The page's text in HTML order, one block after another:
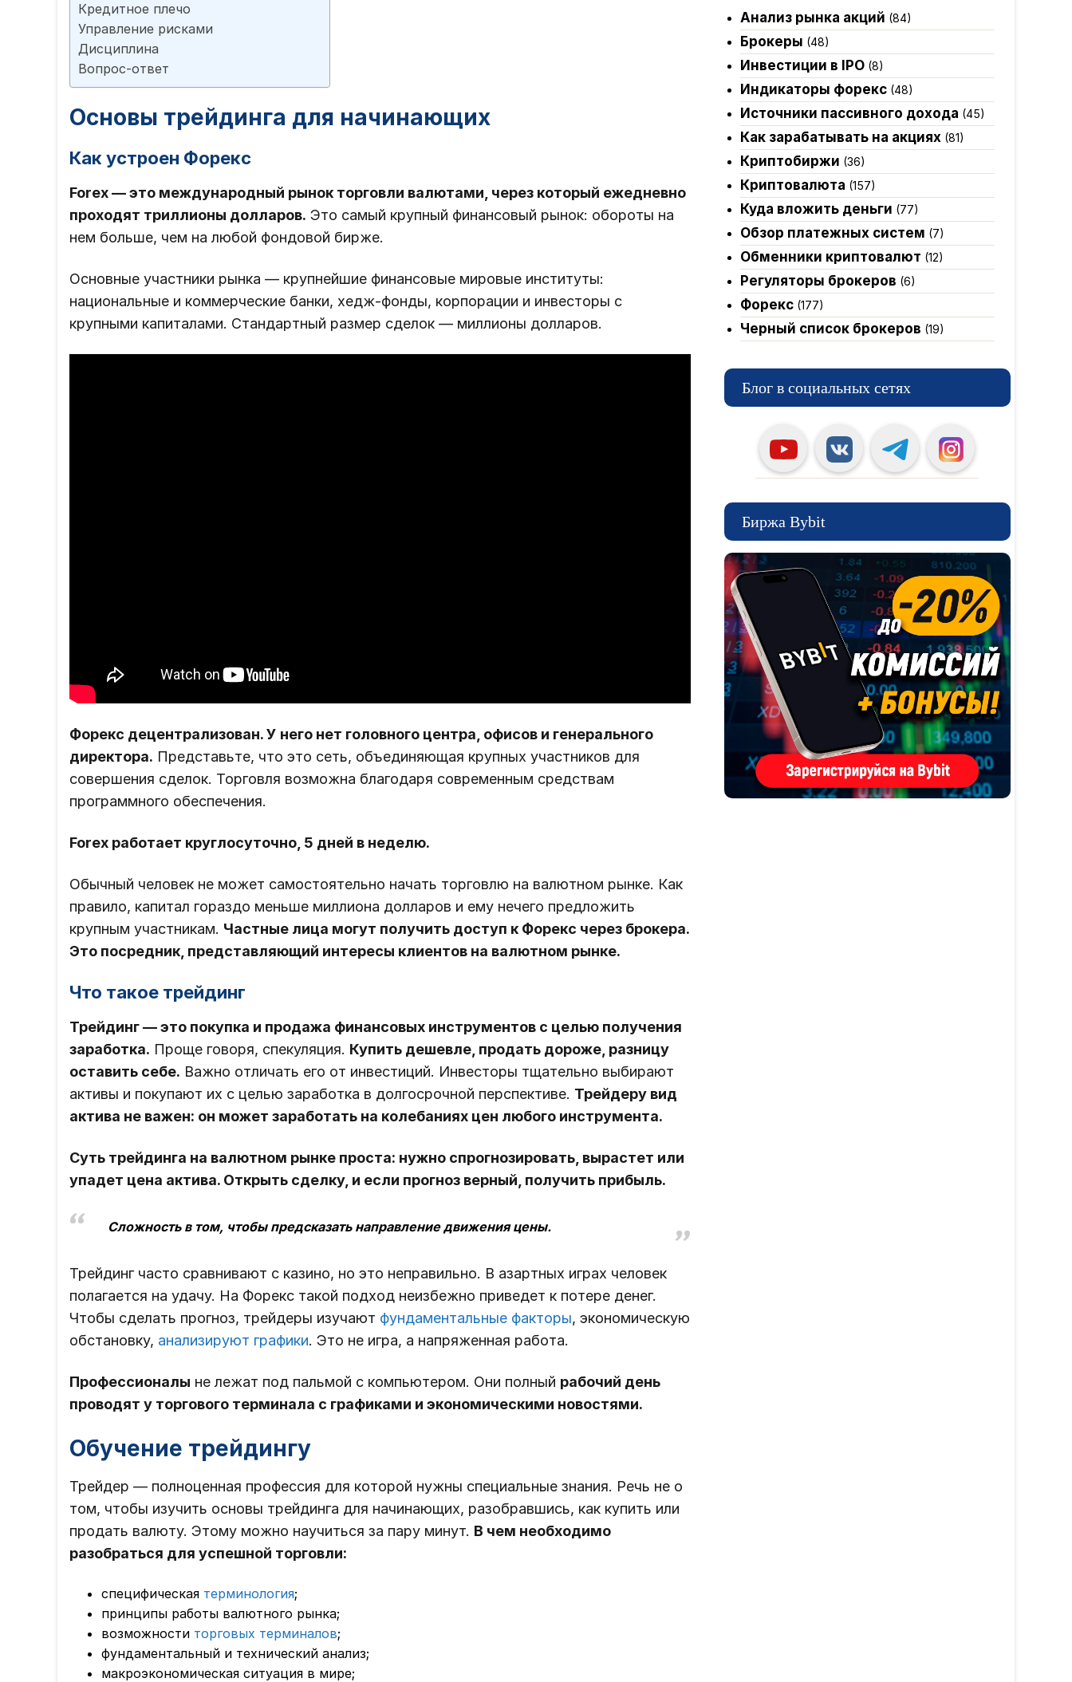
Кредитное плечо
Управление рисками
Дисциплина
Вопрос-ответ
Основы трейдинга для начинающих
Как устроен Форекс
Forex — это международный рынок торговли валютами, через который ежедневно
проходят триллионы долларов. Это самый крупный финансовый рынок: обороты на
нем больше, чем на любой фондовой бирже.
Основные участники рынка ― крупнейшие финансовые мировые институты:
национальные и коммерческие банки, хедж-фонды, корпорации и инвесторы с
крупными капиталами. Стандартный размер сделок ― миллионы долларов.
Форекс децентрализован. У него нет головного центра, офисов и генерального
директора. Представьте, что это сеть, объединяющая крупных участников для
совершения сделок. Торговля возможна благодаря современным средствам
программного обеспечения.
Forex работает круглосуточно, 5 дней в неделю.
Обычный человек не может самостоятельно начать торговлю на валютном рынке. Как
правило, капитал гораздо меньше миллиона долларов и ему нечего предложить
крупным участникам. Частные лица могут получить доступ к Форекс через брокера.
Это посредник, представляющий интересы клиентов на валютном рынке.
Что такое трейдинг
Трейдинг — это покупка и продажа финансовых инструментов с целью получения
заработка. Проще говоря, спекуляция. Купить дешевле, продать дороже, разницу
оставить себе. Важно отличать его от инвестиций. Инвесторы тщательно выбирают
активы и покупают их с целью заработка в долгосрочной перспективе. Трейдеру вид
актива не важен: он может заработать на колебаниях цен любого инструмента.
Суть трейдинга на валютном рынке проста: нужно спрогнозировать, вырастет или
упадет цена актива. Открыть сделку, и если прогноз верный, получить прибыль.
Сложность в том, чтобы предсказать направление движения цены.
Трейдинг часто сравнивают с казино, но это неправильно. В азартных играх человек
полагается на удачу. На Форекс такой подход неизбежно приведет к потере денег.
Чтобы сделать прогноз, трейдеры изучают фундаментальные факторы, экономическую
обстановку, анализируют графики. Это не игра, а напряженная работа.
Профессионалы не лежат под пальмой с компьютером. Они полный рабочий день
проводят у торгового терминала с графиками и экономическими новостями.
Обучение трейдингу
Трейдер ― полноценная профессия для которой нужны специальные знания. Речь не о
том, чтобы изучить основы трейдинга для начинающих, разобравшись, как купить или
продать валюту. Этому можно научиться за пару минут. В чем необходимо
разобраться для успешной торговли:
специфическая терминология;
принципы работы валютного рынка;
возможности торговых терминалов;
фундаментальный и технический анализ;
макроэкономическая ситуация в мире;
Анализ рынка акций (84)
Брокеры (48)
Инвестиции в IPO(8)
Индикаторы форекс(48)
Источники пассивного дохода (45)
Как зарабатывать на акциях(81)
Криптобиржи (36)
Криптовалюта (157)
Куда вложить деньги (77)
Обзор платежных систем (7)
Обменники криптовалют (12)
Регуляторы брокеров (6)
Форекс(177)
Черный список брокеров (19)
Блог в социальных сетях
Биржа Bybit